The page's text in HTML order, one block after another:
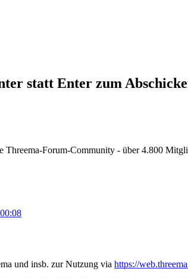
statt Enter zum
Threema-Forum-Community - über 4.800
und insb. zur Nutzung via https://